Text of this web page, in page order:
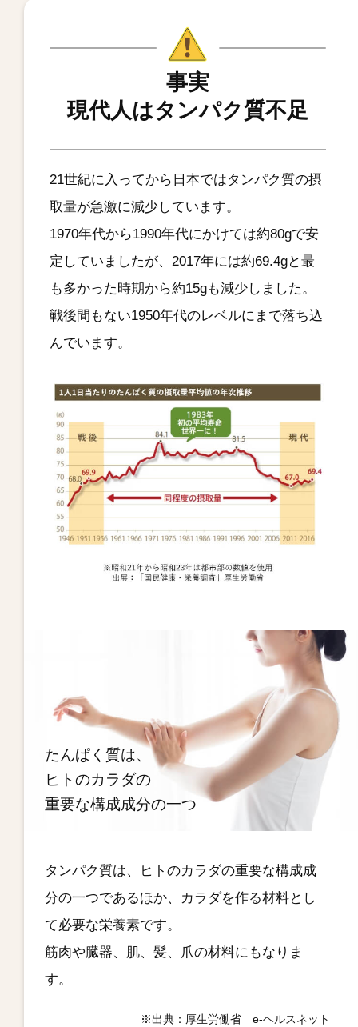
事実
現代人はタンパク質不足
21世紀に入ってから日本ではタンパク質の摂
取量が急激に減少しています。
1970年代から1990年代にかけては約80gで安
定していましたが、2017年には約69.4gと最
も多かった時期から約15gも減少しました。
戦後間もない1950年代のレベルにまで落ち込
んでいます。
たんぱく質は、
ヒトのカラダの
重要な構成成分の一つ
タンパク質は、ヒトのカラダの重要な構成成
分の一つであるほか、カラダを作る材料とし
て必要な栄養素です。
筋肉や臓器、肌、髪、爪の材料にもなりま
す。
※出典：厚生労働省 e-ヘルスネット